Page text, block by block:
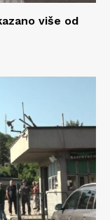
više od